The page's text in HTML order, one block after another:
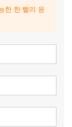
한 한 빨리 응